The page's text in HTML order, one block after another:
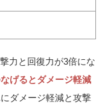
力と回復力が3倍にな
げるとダメージ軽減
ダメージ軽減と攻撃